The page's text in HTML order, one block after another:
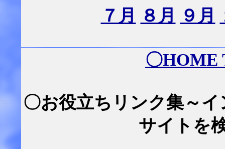
７月 ８月 ９月
〇HOME
〇お役立ちリンク集～
サイトを